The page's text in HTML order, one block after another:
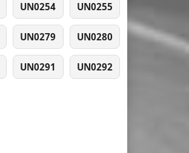
UN0254 UN0255
UN0279 UN0280
UN0291 UN0292